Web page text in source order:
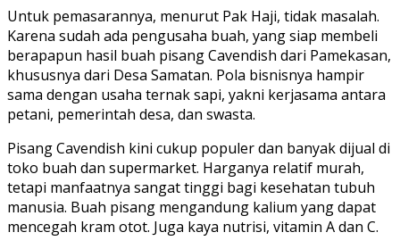
Untuk pemasarannya, menurut Pak Haji, tidak masalah.
Karena sudah ada pengusaha buah, yang siap membeli
berapapun hasil buah pisang Cavendish dari Pamekasan,
khususnya dari Desa Samatan. Pola bisnisnya hampir
sama dengan usaha ternak sapi, yakni kerjasama antara
petani, pemerintah desa, dan swasta.
Pisang Cavendish kini cukup populer dan banyak dijual di
toko buah dan supermarket. Harganya relatif murah,
tetapi manfaatnya sangat tinggi bagi kesehatan tubuh
manusia. Buah pisang mengandung kalium yang dapat
mencegah kram otot. Juga kaya nutrisi, vitamin A dan C.